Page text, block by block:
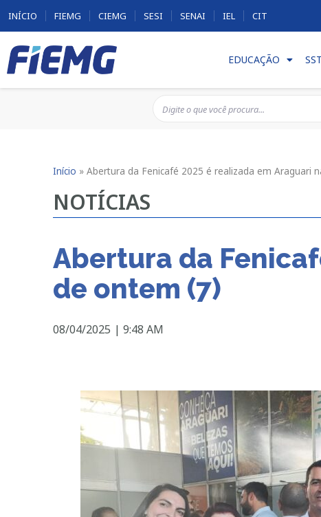
INÍCIO FIEMG CIEMG SESI SENAI IEL CIT
EDUCAÇÃO
Início »Abertura da Fenicafé 2025 é realizada em Araguari
NOTÍCIAS
Abertura da
de ontem (7)
08/04/2025 | 9:48 AM